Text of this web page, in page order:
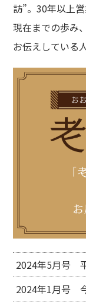
訪”。30年以上
現在までの歩み
お伝えしている
2024年5月号
2024年1月号